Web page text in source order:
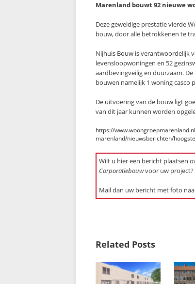
Marenland bouwt 92 nieuwe
Deze geweldige prestatie vierde
bouw, door alle betrokkenen te
Nijhuis Bouw is verantwoordelijk
levensloopwoningen en 52
aardbevingveilig en duurzaam.
bouwen namelijk 1 woning casco
De uitvoering van de bouw ligt
van dit jaar kunnen worden
https://
marenland/nieuwsberichten/
Wilt u hier een bericht plaatsen
Corporatiebouwvoor uw project?
Mail dan uw bericht met foto
Related Posts